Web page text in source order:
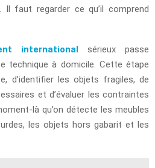
faut regarder ce qu’il comprend
international sérieux passe
technique à domicile. Cette étape
d’identifier les objets fragiles, de
et d’évaluer les contraintes
là qu’on détecte les meubles
les objets hors gabarit et les